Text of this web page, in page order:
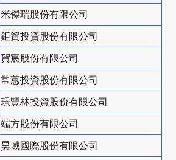
米傑瑞股份有限公司
鉅貿投資股份有限公司
賀宸股份有限公司
常蕙投資股份有限公司
璟豐林投資股份有限公司
端方股份有限公司
昊域國際股份有限公司